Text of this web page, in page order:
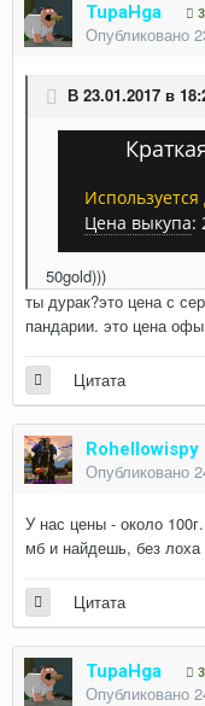
TupaHga
Опубликовано
В 23.01.2017 в
Цена выкупа:
50gold)))
ты дурак?это цена с
пандарии. это цена
Цитата
Rohellowispy
Опубликовано
У нас цены - около
мб и найдешь, без лоха
Цитата
TupaHga
Опубликовано